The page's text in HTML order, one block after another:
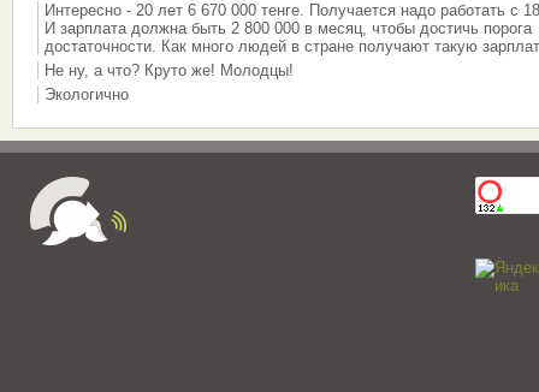
Интересно - 20 лет 6 670 000 тенге. Получается надо работать с
И зарплата должна быть 2 800 000 в месяц, чтобы достичь порога
достаточности. Как много людей в стране получают такую
Не ну, а что? Круто же! Молодцы!
Экологично